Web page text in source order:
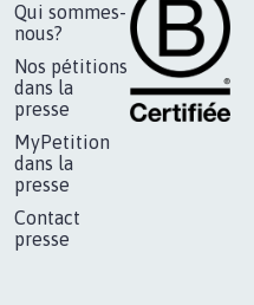
Qui sommes-
nous?
Nos pétitions
dans la
presse
MyPetition
dans la
presse
Contact
presse